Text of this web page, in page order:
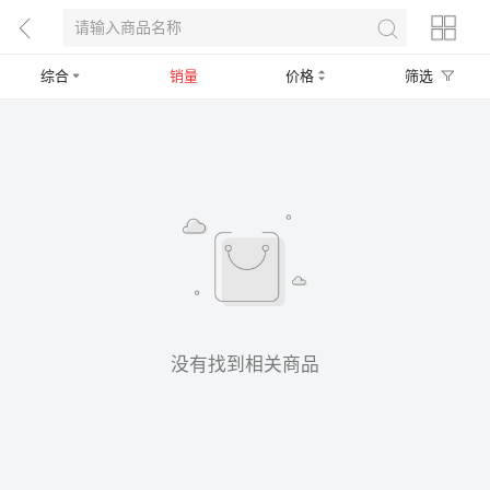
综合 销量 价格 筛选
没有找到相关商品